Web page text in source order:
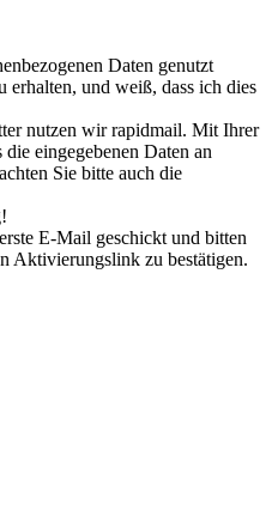
Daten genutzt
und weiß, dass ich dies
nutzen wir rapidmail. Mit Ihrer
eingegebenen Daten an
Sie bitte auch die
E-Mail geschickt und bitten
Aktivierungslink zu bestätigen.